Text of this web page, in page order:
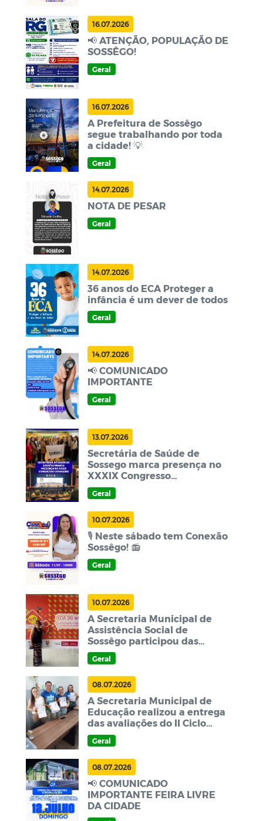
16.07.2026
📢 ATENÇÃO, POPULAÇÃO DE
SOSSÊGO!
Geral
16.07.2026
A Prefeitura de Sossêgo
segue trabalhando por toda
a cidade! 💡
Geral
14.07.2026
NOTA DE PESAR
Geral
14.07.2026
36 anos do ECA Proteger a
infância é um dever de todos
Geral
14.07.2026
📢 COMUNICADO
IMPORTANTE
Geral
13.07.2026
Secretária de Saúde de
Sossego marca presença no
XXXIX Congresso
CONASEMS
Geral
10.07.2026
🎙️ Neste sábado tem Conexão
Sossêgo! 📻
Geral
10.07.2026
A Secretaria Municipal de
Assistência Social de
Sossêgo participou das
comemorações pelos 36
anos do ECA, fortalecendo as
políticas públicas voltadas
Geral
08.07.2026
A Secretaria Municipal de
Educação realizou a entrega
das avaliações do II Ciclo
Avaliativo
Geral
08.07.2026
📢 COMUNICADO
IMPORTANTE FEIRA LIVRE
DA CIDADE